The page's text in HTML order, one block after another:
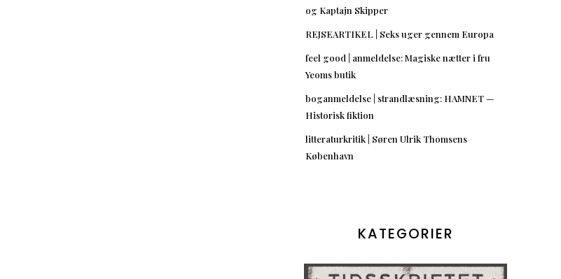
og Kaptajn Skipper
REJSEARTIKEL | Seks uger gennem Europa
feel good | anmeldelse: Magiske nætter i fru
Yeoms butik
boganmeldelse | strandlæsning: HAMNET —
Historisk fiktion
litteraturkritik | Søren Ulrik Thomsens
København
KATEGORIER